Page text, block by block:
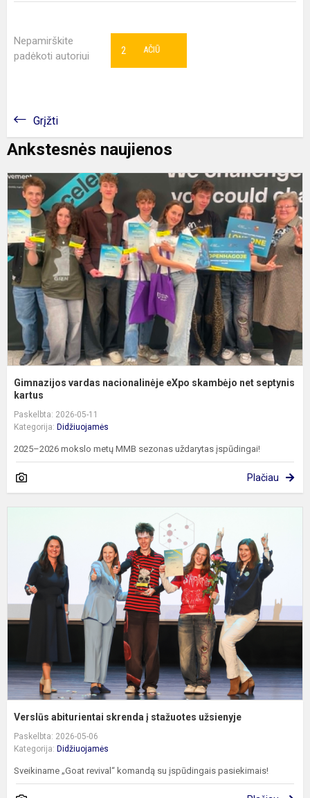
Nepamirškite
padėkoti autoriui
AČIŪ
2
Grįžti
Ankstesnės naujienos
Gimnazijos vardas nacionalinėje eXpo skambėjo net septynis
kartus
Paskelbta: 2026-05-11
Kategorija: Didžiuojamės
2025–2026 mokslo metų MMB sezonas uždarytas įspūdingai!
Plačiau
Verslūs abiturientai skrenda į stažuotes užsienyje
Paskelbta: 2026-05-06
Kategorija: Didžiuojamės
Sveikiname „Goat revival“ komandą su įspūdingais pasiekimais!